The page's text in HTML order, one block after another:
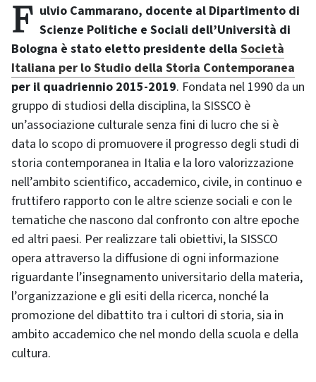
Fulvio Cammarano, docente al Dipartimento di Scienze Politiche e Sociali dell’Università di
Bologna è stato eletto presidente della Società
Italiana per lo Studio della Storia Contemporanea
per il quadriennio 2015-2019. Fondata nel 1990 da un
gruppo di studiosi della disciplina, la SISSCO è
un’associazione culturale senza fini di lucro che si è
data lo scopo di promuovere il progresso degli studi di
storia contemporanea in Italia e la loro valorizzazione
nell’ambito scientifico, accademico, civile, in continuo e
fruttifero rapporto con le altre scienze sociali e con le
tematiche che nascono dal confronto con altre epoche
ed altri paesi. Per realizzare tali obiettivi, la SISSCO
opera attraverso la diffusione di ogni informazione
riguardante l’insegnamento universitario della materia,
l’organizzazione e gli esiti della ricerca, nonché la
promozione del dibattito tra i cultori di storia, sia in
ambito accademico che nel mondo della scuola e della
cultura.